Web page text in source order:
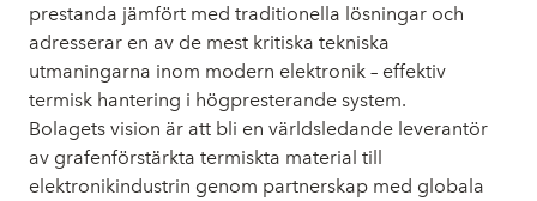
prestanda jämfört med traditionella lösningar och
adresserar en av de mest kritiska tekniska
utmaningarna inom modern elektronik – effektiv
termisk hantering i högpresterande system.
Bolagets vision är att bli en världsledande leverantör
av grafenförstärkta termiskta material till
elektronikindustrin genom partnerskap med globala